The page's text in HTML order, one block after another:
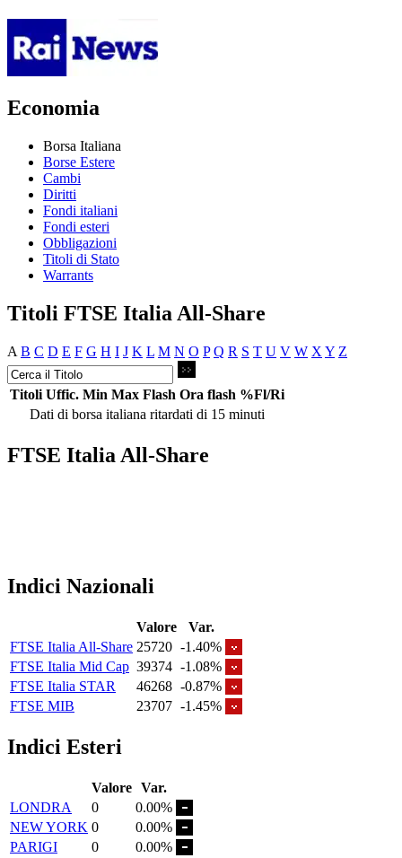
Economia
Borsa Italiana
Borse Estere
Cambi
Diritti
Fondi italiani
Fondi esteri
Obbligazioni
Titoli di Stato
Warrants
Titoli FTSE Italia All-Share
A B C D E F G H I J K L M N O P Q R S T U V W X Y Z
Titoli Uffic. Min Max Flash Ora flash %Fl/Ri
Dati di borsa italiana ritardati di 15 minuti
FTSE Italia All-Share
Indici Nazionali
Valore
Var.
FTSE Italia All-Share 25720 -1.40%
FTSE Italia Mid Cap 39374 -1.08%
FTSE Italia STAR
46268 -0.87%
FTSE MIB
23707 -1.45%
Indici Esteri
Valore Var.
LONDRA
0
0.00%
NEW YORK 0
0.00%
PARIGI
0
0.00%